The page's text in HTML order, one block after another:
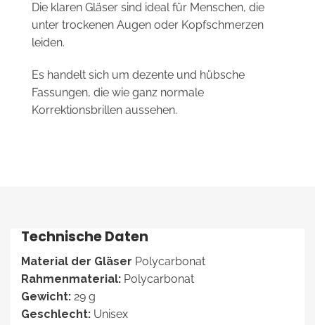
unter trockenen Augen oder Kopfschmerzen
leiden.
Fassungen, die wie ganz normale
Korrektionsbrillen aussehen.
Technische Daten
Material der Gläser Polycarbonat
Rahmenmaterial: Polycarbonat
Gewicht: 29 g
Geschlecht: Unisex